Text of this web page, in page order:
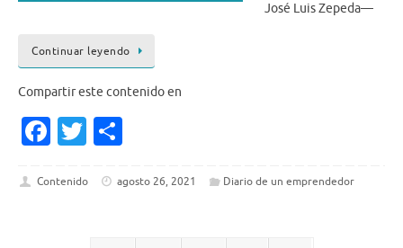
José Luis Zepeda—
Continuar leyendo
Compartir este contenido en
Fa
e
T
it ar
Contenido agosto 26, 2021 Diario de un emprendedor